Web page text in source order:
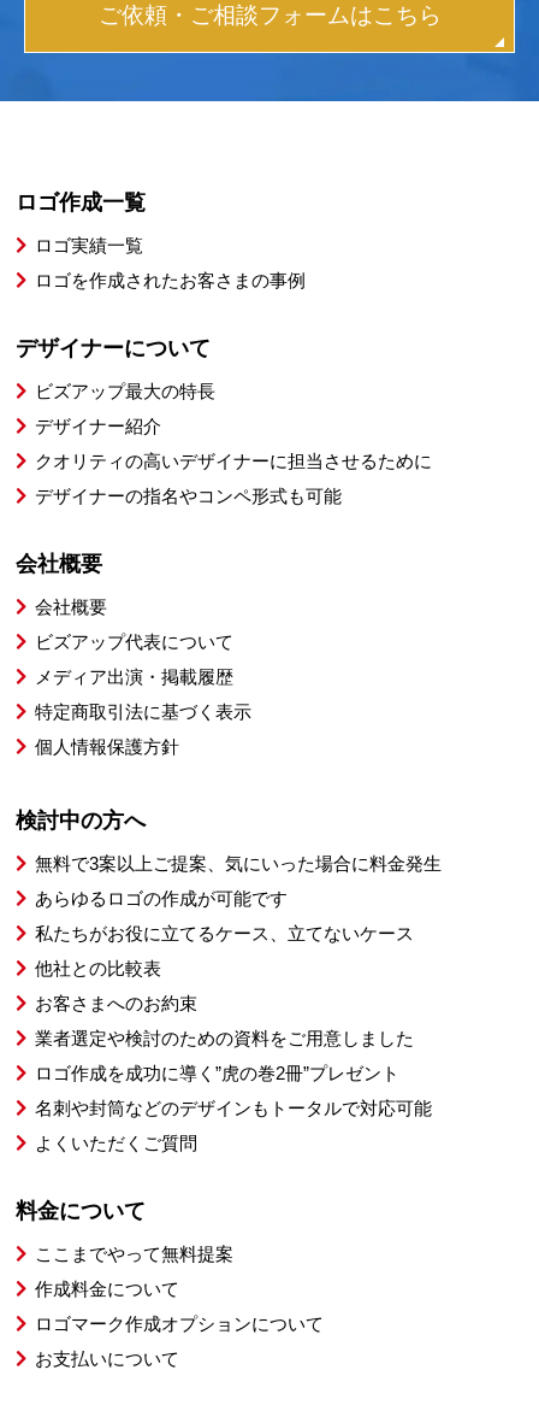
ご依頼・ご相談フォームはこちら
ロゴ作成一覧
ロゴ実績一覧
ロゴを作成されたお客さまの事例
デザイナーについて
ビズアップ最大の特長
デザイナー紹介
クオリティの高いデザイナーに担当させるために
デザイナーの指名やコンペ形式も可能
会社概要
会社概要
ビズアップ代表について
メディア出演・掲載履歴
特定商取引法に基づく表示
個人情報保護方針
検討中の方へ
無料で3案以上ご提案、気にいった場合に料金発生
あらゆるロゴの作成が可能です
私たちがお役に立てるケース、立てないケース
他社との比較表
お客さまへのお約束
業者選定や検討のための資料をご用意しました
ロゴ作成を成功に導く”虎の巻2冊”プレゼント
名刺や封筒などのデザインもトータルで対応可能
よくいただくご質問
料金について
ここまでやって無料提案
作成料金について
ロゴマーク作成オプションについて
お支払いについて